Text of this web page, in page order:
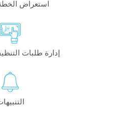
استعراض الخطة
إدارة طلبات